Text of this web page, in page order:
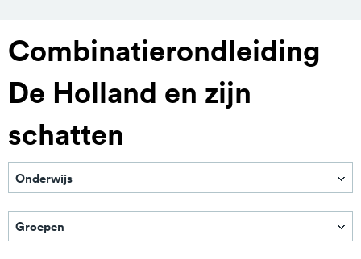
Combinatierondleiding
De Holland en zijn
schatten
Onderwijs
Primair onderwijs
Voortgezet onderwijs
Groepen